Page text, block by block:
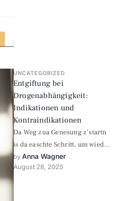
UNCATEGORIZED
Entgiftung bei
Drogenabhängigkeit:
Indikationen und
Kontraindikationen
Da Weg zua Genesung z’startn
is da easchte Schritt, um wieda
Kontrolle üba dei Lebn z’kriagn.
In unsana …
by Anna Wagner
August 28, 2025